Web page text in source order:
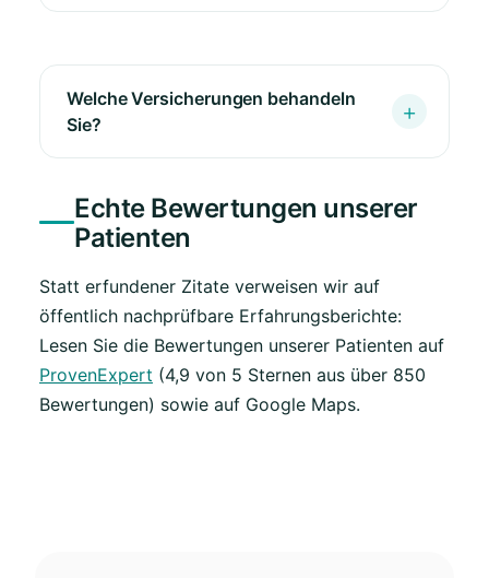
Welche Versicherungen behandeln
Sie?
Echte Bewertungen unserer
Patienten
Statt erfundener Zitate verweisen wir auf
öffentlich nachprüfbare Erfahrungsberichte:
Lesen Sie die Bewertungen unserer Patienten auf
ProvenExpert (4,9 von 5 Sternen aus über 850
Bewertungen) sowie auf Google Maps.